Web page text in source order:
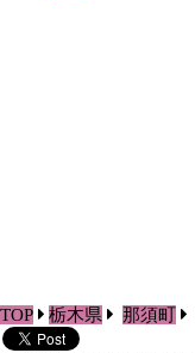
TOP 栃木県 那須町